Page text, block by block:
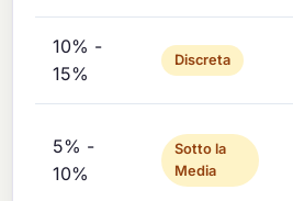
10% -
15%
Discreta
5% -
10%
Sotto la
Media